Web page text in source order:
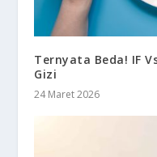
Ternyata Beda! IF
Gizi
24 Maret 2026